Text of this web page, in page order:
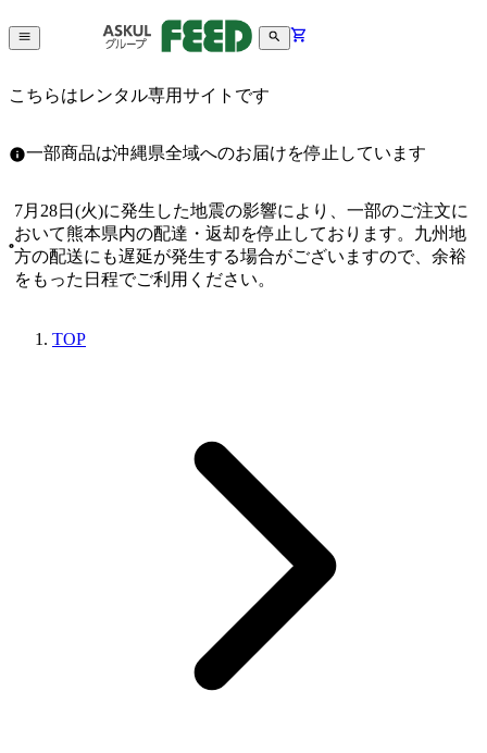
こちらはレンタル専用サイトです
一部商品は沖縄県全域へのお届けを停止しています
7月28日(火)に発生した地震の影響により、一部のご注文に
おいて熊本県内の配達・返却を停止しております。九州地
方の配送にも遅延が発生する場合がございますので、余裕
をもった日程でご利用ください。
TOP